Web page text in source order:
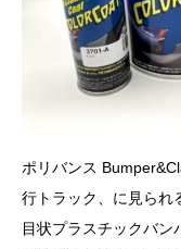
ポリバンス
行トラック、に見られ
目状プラスチックバン